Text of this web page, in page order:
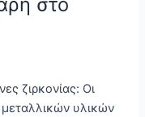
ζιρκονίας: Οι
μεταλλικών υλικών